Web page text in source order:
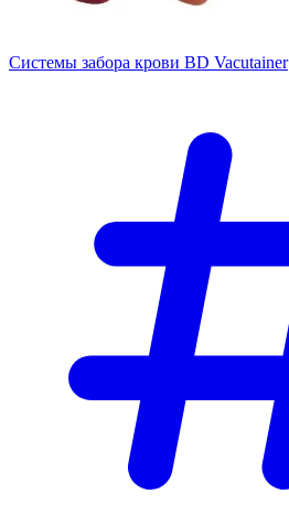
Системы забора крови BD Vacutainer